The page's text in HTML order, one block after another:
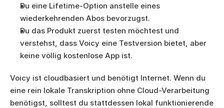
Du eine Lifetime-Option anstelle eines
wiederkehrenden Abos bevorzugst.
Du das Produkt zuerst testen möchtest und
verstehst, dass Voicy eine Testversion bietet, aber
keine völlig kostenlose App ist.
Voicy ist cloudbasiert und benötigt Internet. Wenn du
eine rein lokale Transkription ohne Cloud-Verarbeitung
benötigst, solltest du stattdessen lokal funktionierende